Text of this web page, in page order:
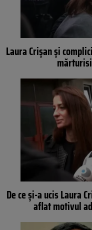
Laura Crișan și
De ce și-a ucis Laura
aflat motivul